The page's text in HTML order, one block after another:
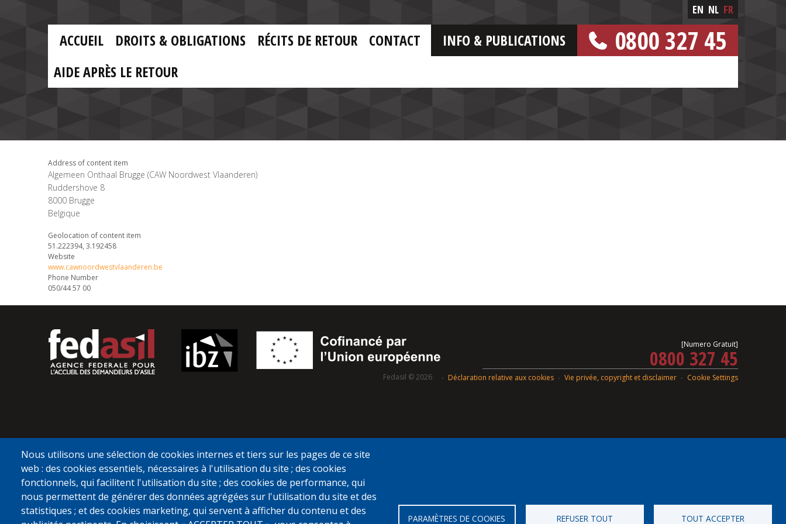
0800 327 45
MAIN
MENU
FR
ACCUEIL DROITS & OBLIGATIONS RÉCITS DE RETOUR CONTACT
INFO & PUBLICATIONS
AIDE APRÈS LE RETOUR
EN NL FR
Address of content item
Algemeen Onthaal Brugge (CAW Noordwest Vlaanderen)
Ruddershove 8
8000 Brugge
Belgique
Geolocation of content item
51.222394, 3.192458
Website
www.cawnoordwestvlaanderen.be
Phone Number
050/44 57 00
[Numero Gratuit]
0800 327 45
Déclaration relative aux cookies Vie privée, copyright et disclaimer Cookie Settings
Nous utilisons une sélection de cookies internes et tiers sur les pages de ce site
web : des cookies essentiels, nécessaires à l'utilisation du site ; des cookies
fonctionnels, qui facilitent l'utilisation du site ; des cookies de performance, qui
nous permettent de générer des données agrégées sur l'utilisation du site et des
statistiques ; et des cookies marketing, qui servent à afficher du contenu et des
PARAMÈTRES DE COOKIES REFUSER TOUT TOUT ACCEPTER
Fedasil © 2026